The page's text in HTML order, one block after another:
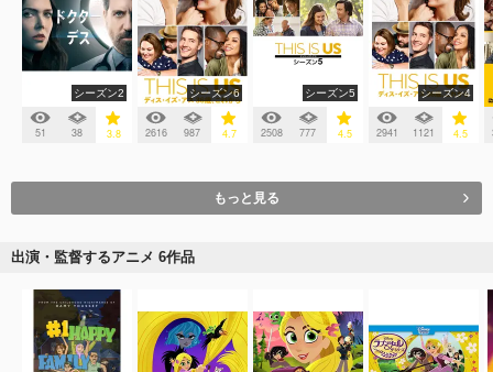
シーズン2
51 38 3.8
シーズン6
2616 987 4.7
シーズン5
2508 777 4.5
シーズン4
2941 1121 4.5
もっと見る
出演・監督するアニメ 6作品